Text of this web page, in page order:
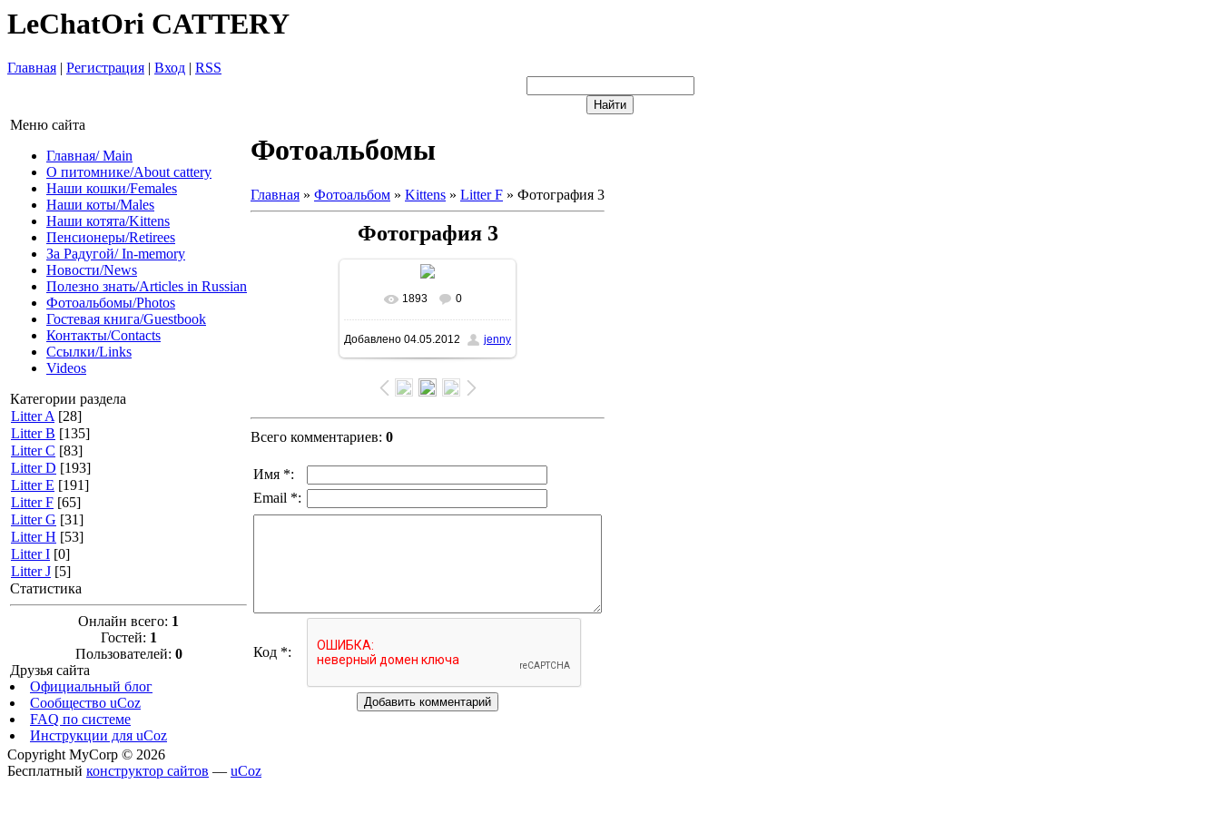
LeChatOri CATTERY
Главная | Регистрация | Вход | RSS
Меню сайта
Главная/ Main
О питомнике/About cattery
Наши кошки/Females
Наши коты/Males
Наши котята/Kittens
Пенсионеры/Retirees
За Радугой/ In-memory
Новости/News
Полезно знать/Articles in Russian
Фотоальбомы/Photos
Гостевая книга/Guestbook
Контакты/Contacts
Ссылки/Links
Videos
Категории раздела
Litter A [28]
Litter B [135]
Litter C [83]
Litter D [193]
Litter E [191]
Litter F [65]
Litter G [31]
Litter H [53]
Litter I [0]
Litter J [5]
Статистика
Онлайн всего: 1
Гостей: 1
Пользователей: 0
Друзья сайта
Официальный блог
Сообщество uCoz
FAQ по системе
Инструкции для uCoz
Фотоальбомы
Главная » Фотоальбом » Kittens » Litter F » Фотография 3
Фотография 3
1893 0
Добавлено 04.05.2012 jenny
Всего комментариев: 0
Имя *:
Email *:
Код *:
Copyright MyCorp © 2026
Бесплатный конструктор сайтов — uCoz